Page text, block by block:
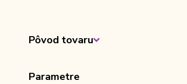
Pôvod tovaru
Parametre